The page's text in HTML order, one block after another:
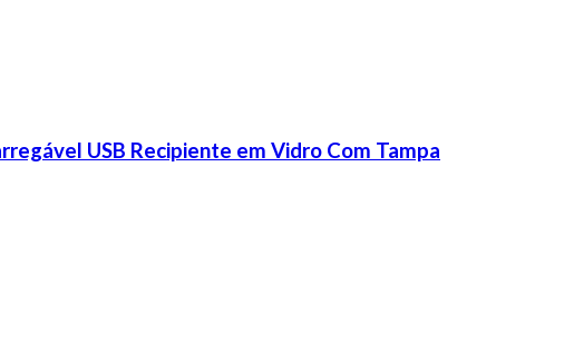
USB Recipiente em Vidro Com Tampa